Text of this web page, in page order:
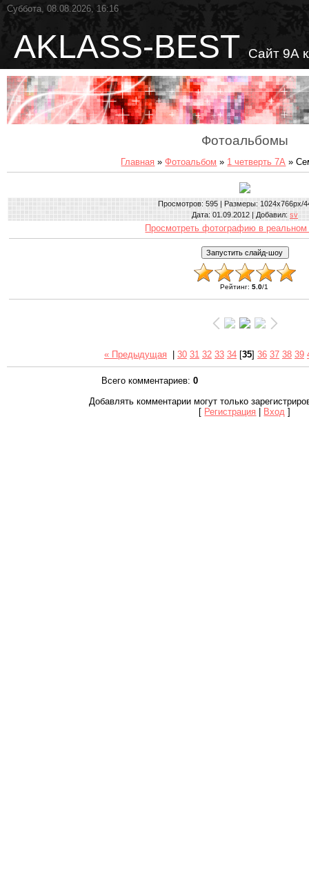
Суббота, 08.08.2026, 16:16
AKLASS-BEST Сайт 9А
Фотоальбомы
Главная »Фотоальбом » 1 четверть 7А »
Просмотров: 595 | Размеры: 1024x766px/
Дата: 01.09.2012 | Добавил: sv
Просмотреть фотографию в реальном
Рейтинг:5.0/1
« Предыдущая 30 31 32 33 34 [35] 36 37 38 39
Всего комментариев: 0
Добавлять комментарии могут только
[ Регистрация | Вход ]